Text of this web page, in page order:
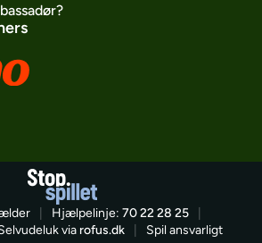
Hjælpelinje: 70 22 28 25
via rofus.dk Spil ansvarligt